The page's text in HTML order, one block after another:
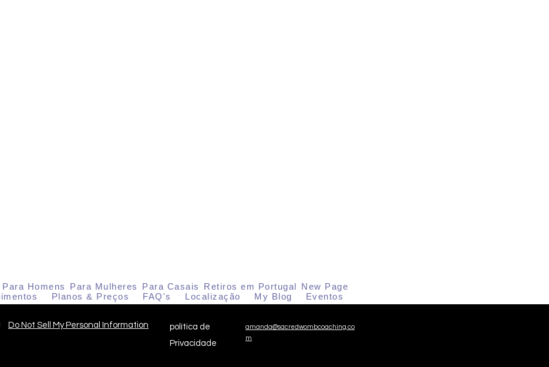
Para Homens Para Mulheres Para Casais Retiros em Portugal New Page
Planos & Preços FAQ's Localização My Blog Eventos
Do Not Sell My Personal Information
política de
Privacidade
amanda@sacredwombcoaching.co
m